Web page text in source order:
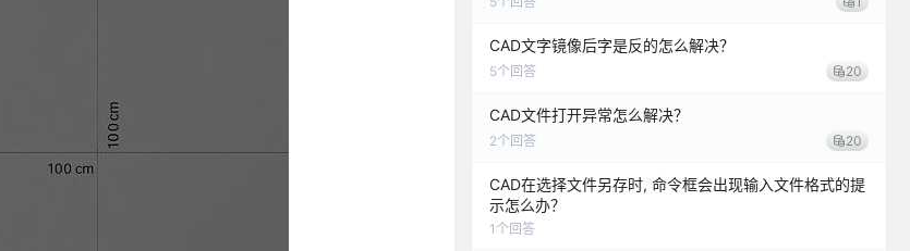
CAD文字镜像后字是反的怎么解决？
5个回答 20
CAD文件打开异常怎么解决？
2个回答 20
CAD在选择文件另存时, 命令框会出现输入文件格式的提
示怎么办？
1 个回答